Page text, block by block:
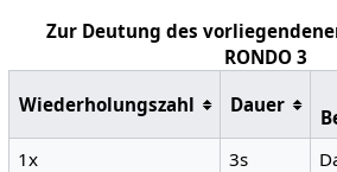
Zur Deutung des
RONDO 3
Wiederholungszahl
Dauer
1x
3s